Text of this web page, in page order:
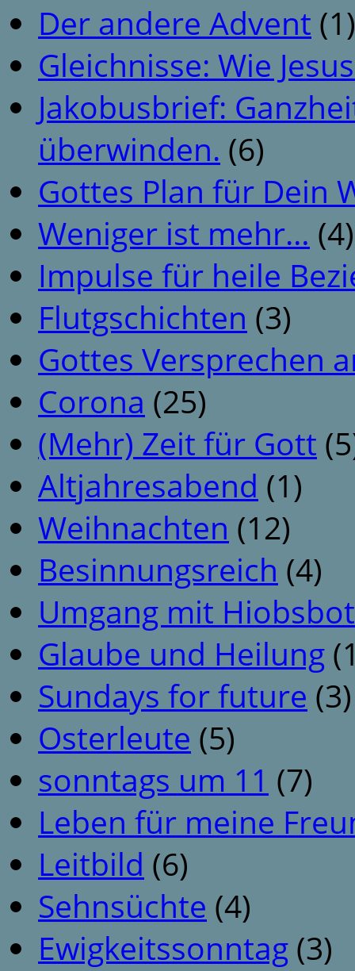
Der andere Advent (1)
Gleichnisse: Wie
Jakobusbrief:
überwinden. (6)
Gottes Plan für Dein
Weniger ist mehr… (4)
Impulse für heile
Flutgschichten (3)
Gottes Versprechen
Corona (25)
(Mehr) Zeit für Gott
Altjahresabend (1)
Weihnachten (12)
Besinnungsreich (4)
Umgang mit
Glaube und Heilung
Sundays for future (3)
Osterleute (5)
sonntags um 11 (7)
Leben für meine
Leitbild (6)
Sehnsüchte (4)
Ewigkeitssonntag (3)